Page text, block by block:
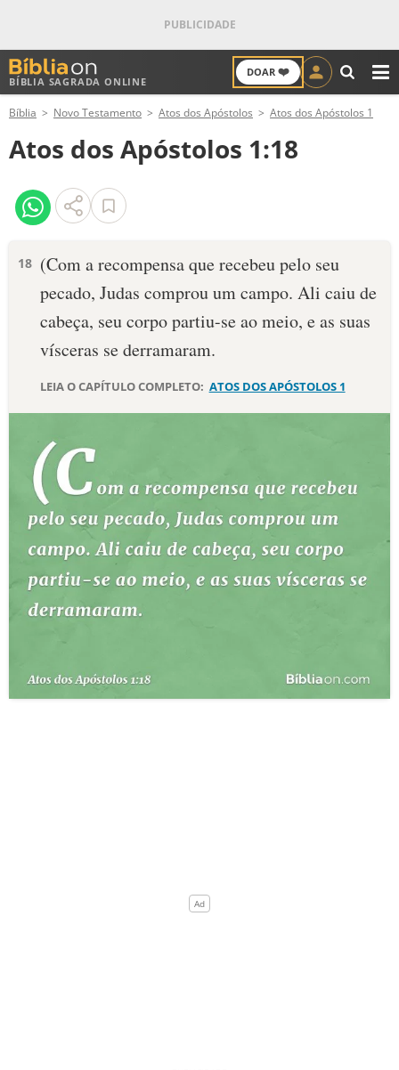
BÍBLIA SAGRADA ONLINE
DOAR ❤️
ANTIGO TESTAMENTO
NOVO TESTAMENTO
VERSÍCULOS
PALAVRA DO DIA
SALMO DO DIA
DEVOCIONAL DIÁRIO
ESTUDOS BÍBLICOS
ESBOÇOS DE PREGAÇÃO
PERGUNTE À BÍBLIA
QUEM SOMOS
Bíblia Novo Testamento Atos dos Apóstolos Atos dos Apóstolos 1
Atos dos Apóstolos 1:18
18 (Com a recompensa que recebeu pelo seu
pecado, Judas comprou um campo. Ali caiu de
cabeça, seu corpo partiu-se ao meio, e as suas
vísceras se derramaram.
LEIA O CAPÍTULO COMPLETO: ATOS DOS APÓSTOLOS 1